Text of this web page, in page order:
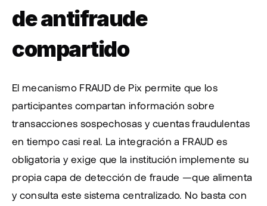
de antifraude
compartido
El mecanismo FRAUD de Pix permite que los
participantes compartan información sobre
transacciones sospechosas y cuentas fraudulentas
en tiempo casi real. La integración a FRAUD es
obligatoria y exige que la institución implemente su
propia capa de detección de fraude —que alimenta
y consulta este sistema centralizado. No basta con